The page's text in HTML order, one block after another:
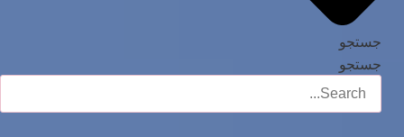
جستجو
جستجو